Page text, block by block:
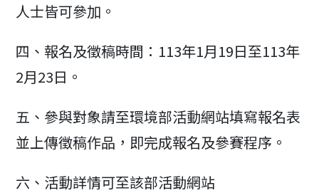
人士皆可參加。
四、報名及徵稿時間：113年1月19日至113年
2月23日。
五、參與對象請至環境部活動網站填寫報名表
並上傳徵稿作品，即完成報名及參賽程序。
六、活動詳情可至該部活動網站